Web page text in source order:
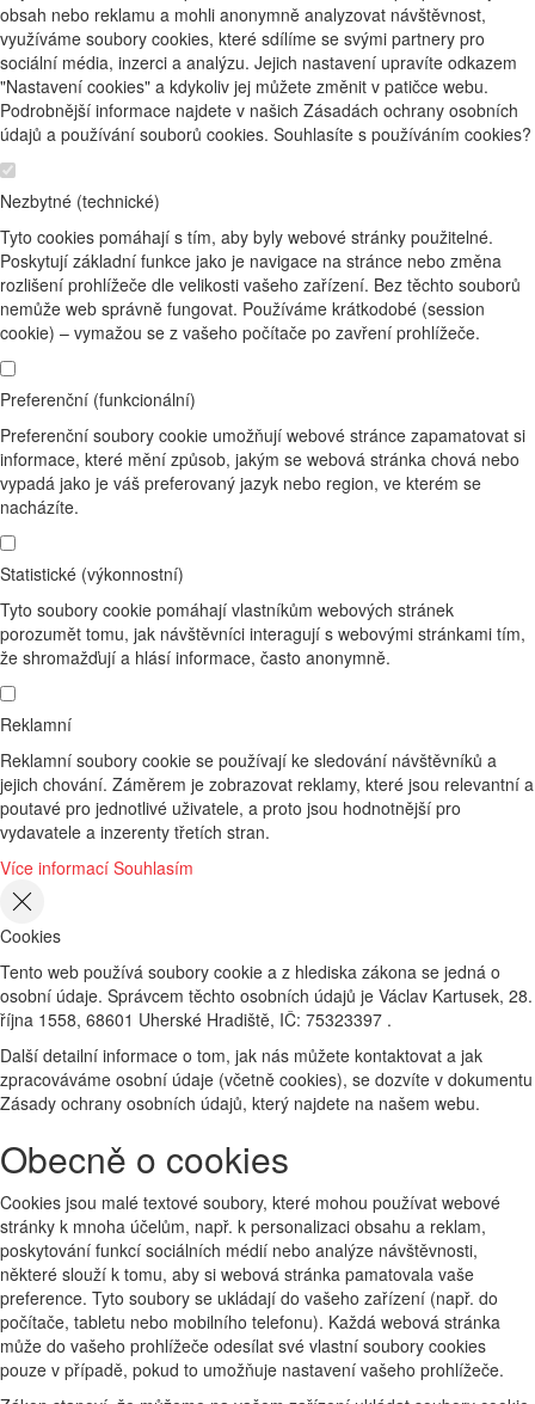
obsah nebo reklamu a mohli anonymně analyzovat návštěvnost,
využíváme soubory cookies, které sdílíme se svými partnery pro
sociální média, inzerci a analýzu. Jejich nastavení upravíte odkazem
"Nastavení cookies" a kdykoliv jej můžete změnit v patičce webu.
Podrobnější informace najdete v našich Zásadách ochrany osobních
údajů a používání souborů cookies. Souhlasíte s používáním cookies?
Nezbytné (technické)
Tyto cookies pomáhají s tím, aby byly webové stránky použitelné.
Poskytují základní funkce jako je navigace na stránce nebo změna
rozlišení prohlížeče dle velikosti vašeho zařízení. Bez těchto souborů
nemůže web správně fungovat. Používáme krátkodobé (session
cookie) – vymažou se z vašeho počítače po zavření prohlížeče.
Preferenční (funkcionální)
Preferenční soubory cookie umožňují webové stránce zapamatovat si
informace, které mění způsob, jakým se webová stránka chová nebo
vypadá jako je váš preferovaný jazyk nebo region, ve kterém se
nacházíte.
Statistické (výkonnostní)
Tyto soubory cookie pomáhají vlastníkům webových stránek
porozumět tomu, jak návštěvníci interagují s webovými stránkami tím,
že shromažďují a hlásí informace, často anonymně.
Reklamní
Reklamní soubory cookie se používají ke sledování návštěvníků a
jejich chování. Záměrem je zobrazovat reklamy, které jsou relevantní a
poutavé pro jednotlivé uživatele, a proto jsou hodnotnější pro
vydavatele a inzerenty třetích stran.
Více informací Souhlasím
Cookies
Tento web používá soubory cookie a z hlediska zákona se jedná o
osobní údaje. Správcem těchto osobních údajů je Václav Kartusek, 28.
října 1558, 68601 Uherské Hradiště, IČ: 75323397 .
Další detailní informace o tom, jak nás můžete kontaktovat a jak
zpracováváme osobní údaje (včetně cookies), se dozvíte v dokumentu
Zásady ochrany osobních údajů, který najdete na našem webu.
Obecně o cookies
Cookies jsou malé textové soubory, které mohou používat webové
stránky k mnoha účelům, např. k personalizaci obsahu a reklam,
poskytování funkcí sociálních médií nebo analýze návštěvnosti,
některé slouží k tomu, aby si webová stránka pamatovala vaše
preference. Tyto soubory se ukládají do vašeho zařízení (např. do
počítače, tabletu nebo mobilního telefonu). Každá webová stránka
může do vašeho prohlížeče odesílat své vlastní soubory cookies
pouze v případě, pokud to umožňuje nastavení vašeho prohlížeče.